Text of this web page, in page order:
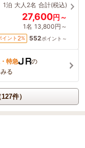
1泊 大人2名 合計(税込)
27,600円～
1名 13,800円～
イント 2% 552ポイント～
特急
の
る
件）